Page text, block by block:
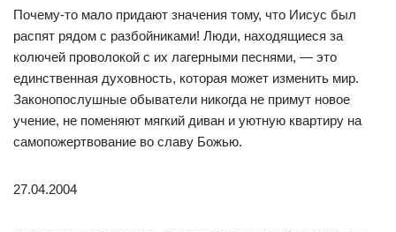
Почему-то мало придают значения тому, что Иисус был
распят рядом с разбойниками! Люди, находящиеся за
колючей проволокой с их лагерными песнями, — это
единственная духовность, которая может изменить мир.
Законопослушные обыватели никогда не примут новое
учение, не поменяют мягкий диван и уютную квартиру на
самопожертвование во славу Божью.
27.04.2004